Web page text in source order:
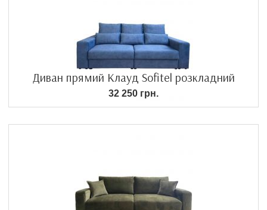
Диван прямий Клауд Sofitel розкладний
32 250 грн.